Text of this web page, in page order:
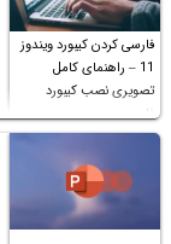
فارسی کردن کیبورد ویندوز
11 – راهنمای کامل
تصویری نصب کیبورد
فارسی